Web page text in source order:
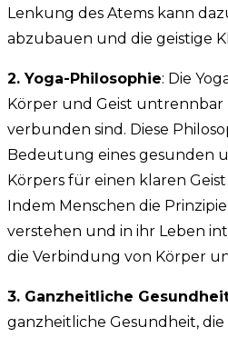
Lenkung des Atems kann
abzubauen und die geistige
2. Yoga-Philosophie: Die
Körper und Geist untrennbar
verbunden sind. Diese
Bedeutung eines gesunden
Körpers für einen klaren
Indem Menschen die
verstehen und in ihr Leben
die Verbindung von Körper
3. Ganzheitliche
ganzheitliche Gesundheit,